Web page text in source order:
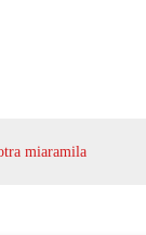
miaramila